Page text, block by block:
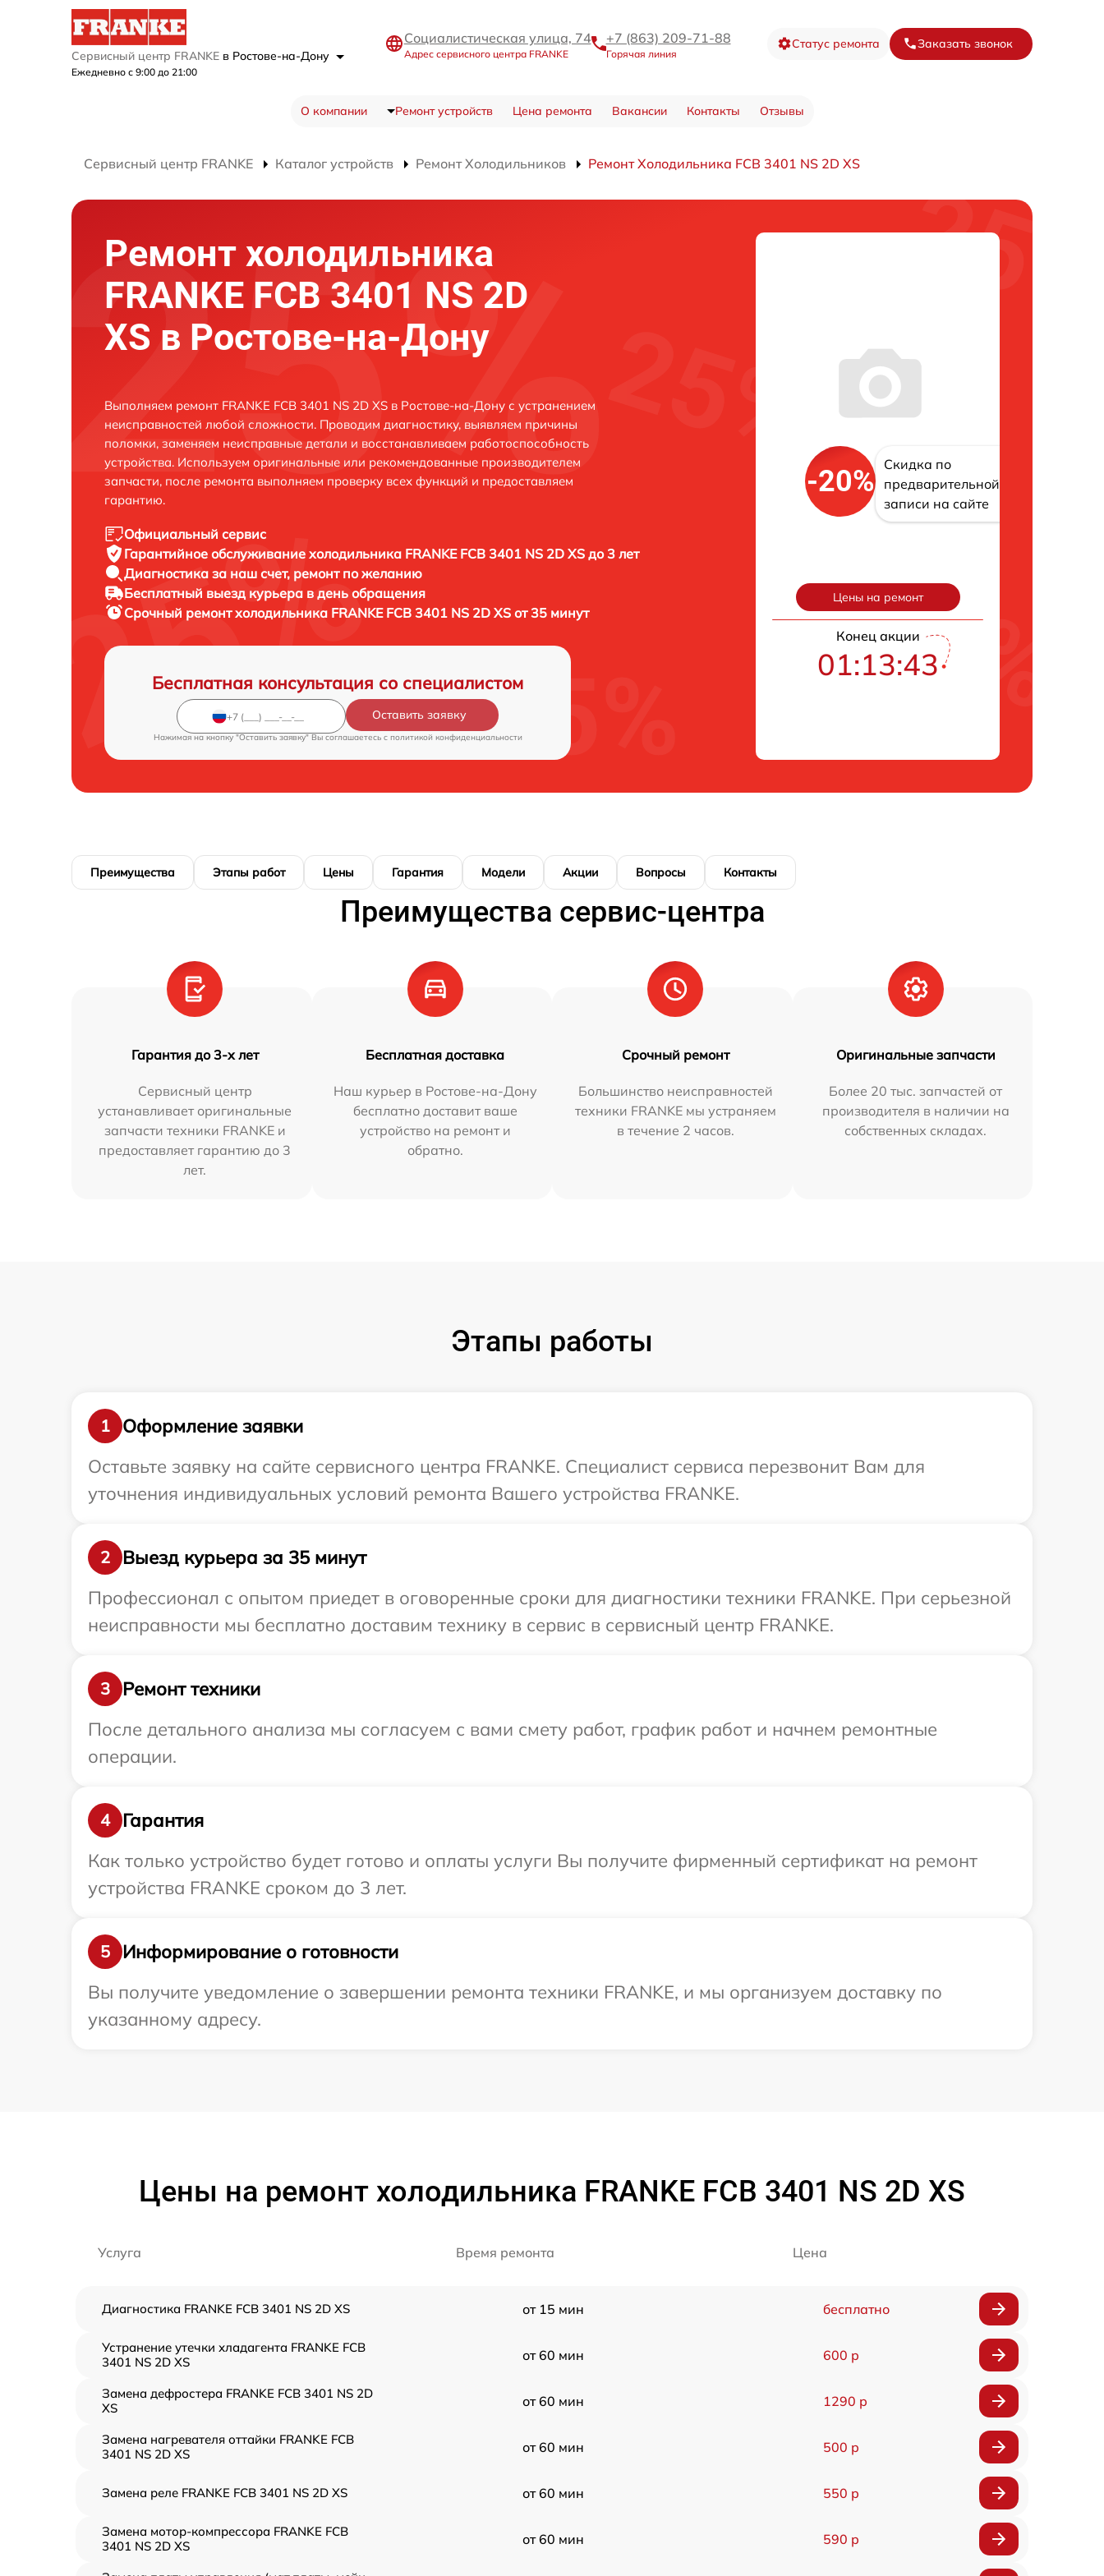
Сервисный центр FRANKE в Ростове-на-Дону
Ежедневно с 9:00 до 21:00
Социалистическая улица, 74
Адрес сервисного центра FRANKE
+7 (863) 209-71-88
Горячая линия
Статус ремонта Заказать звонок
О компании Ремонт устройств Цена ремонта Вакансии Контакты Отзывы
Сервисный центр FRANKE Каталог устройств Ремонт Холодильников Ремонт Холодильника FCB 3401 NS 2D XS
Ремонт холодильника
FRANKE FCB 3401 NS 2D
XS в Ростове-на-Дону
Выполняем ремонт FRANKE FCB 3401 NS 2D XS в Ростове-на-Дону с устранением
неисправностей любой сложности. Проводим диагностику, выявляем причины
поломки, заменяем неисправные детали и восстанавливаем работоспособность
устройства. Используем оригинальные или рекомендованные производителем
запчасти, после ремонта выполняем проверку всех функций и предоставляем
гарантию.
Официальный сервис
Гарантийное обслуживание холодильника FRANKE FCB 3401 NS 2D XS до 3 лет
Диагностика за наш счет, ремонт по желанию
Бесплатный выезд курьера в день обращения
Срочный ремонтхолодильника FRANKE FCB 3401 NS 2D XS от 35 минут
Бесплатная консультация со специалистом
Оставить заявку
Нажимая на кнопку "Оставить заявку" Вы соглашаетесь c политикой конфиденциальности
-20%
Скидка по
предварительной
записи на сайте
Цены на ремонт
Конец акции
01:13:42
Преимущества Этапы работ Цены Гарантия Модели Акции Вопросы Контакты
Преимущества сервис-центра
Гарантия до 3-х лет
Сервисный центр
устанавливает оригинальные
запчасти техники FRANKE и
предоставляет гарантию до 3
лет.
Бесплатная доставка
Наш курьер в Ростове-на-Дону
бесплатно доставит ваше
устройство на ремонт и
обратно.
Срочный ремонт
Большинство неисправностей
техники FRANKE мы устраняем
в течение 2 часов.
Оригинальные запчасти
Более 20 тыс. запчастей от
производителя в наличии на
собственных складах.
Этапы работы
1
Оформление заявки
Оставьте заявку на сайте сервисного центра FRANKE. Специалист сервиса перезвонит Вам для
уточнения индивидуальных условий ремонта Вашего устройства FRANKE.
2
Выезд курьера за 35 минут
Профессионал с опытом приедет в оговоренные сроки для диагностики техники FRANKE. При серьезной
неисправности мы бесплатно доставим технику в сервис в сервисный центр FRANKE.
3
Ремонт техники
После детального анализа мы согласуем с вами смету работ, график работ и начнем ремонтные
операции.
4
Гарантия
Как только устройство будет готово и оплаты услуги Вы получите фирменный сертификат на ремонт
устройства FRANKE сроком до 3 лет.
5
Информирование о готовности
Вы получите уведомление о завершении ремонта техники FRANKE, и мы организуем доставку по
указанному адресу.
Цены на ремонт холодильника FRANKE FCB 3401 NS 2D XS
Услуга Время ремонта Цена
Диагностика FRANKE FCB 3401 NS 2D XS от 15 мин бесплатно
Устранение утечки хладагента FRANKE FCB
3401 NS 2D XS
от 60 мин 600 р
Замена дефростера FRANKE FCB 3401 NS 2D
XS
от 60 мин 1290 р
Замена нагревателя оттайки FRANKE FCB
3401 NS 2D XS
от 60 мин 500 р
Замена реле FRANKE FCB 3401 NS 2D XS от 60 мин 550 р
Замена мотор-компрессора FRANKE FCB
3401 NS 2D XS
от 60 мин 590 р